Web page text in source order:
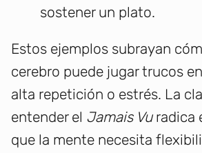
sostener un plato.
Estos ejemplos subrayan
cerebro puede jugar trucos
alta repetición o estrés. La
entender el Jamais Vuradica
que la mente necesita